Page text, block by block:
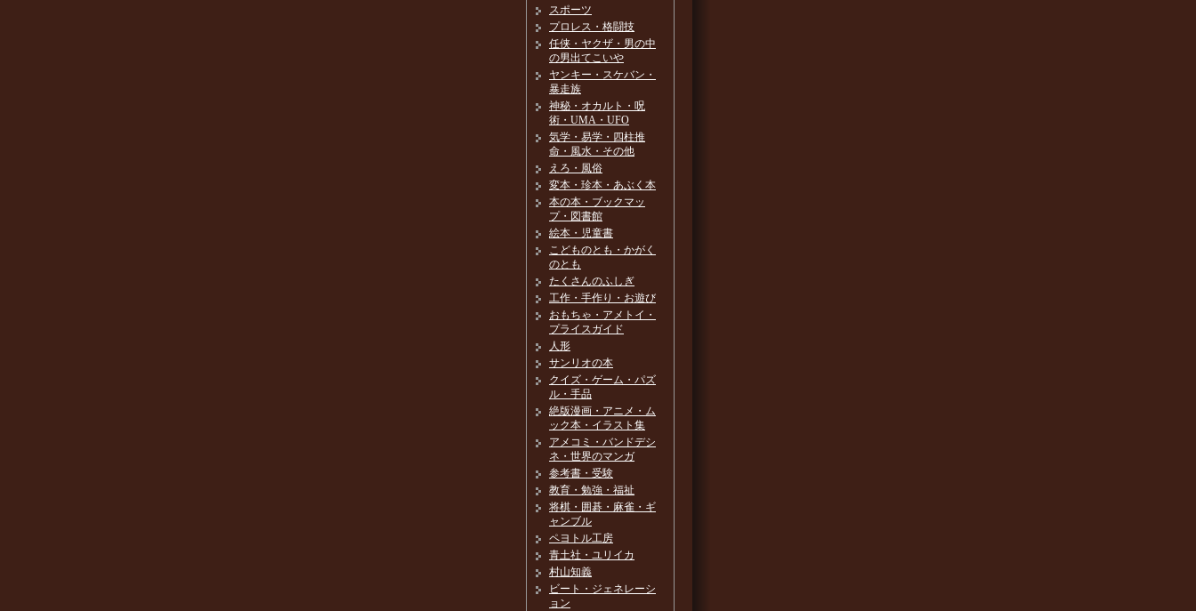
スポーツ
プロレス・格闘技
任侠・ヤクザ・男の中
の男出てこいや
ヤンキー・スケバン・
暴走族
神秘・オカルト・呪
術・UMA・UFO
気学・易学・四柱推
命・風水・その他
えろ・風俗
変本・珍本・あぶく本
本の本・ブックマッ
プ・図書館
絵本・児童書
こどものとも・かがく
のとも
たくさんのふしぎ
工作・手作り・お遊び
おもちゃ・アメトイ・
プライスガイド
人形
サンリオの本
クイズ・ゲーム・パズ
ル・手品
絶版漫画・アニメ・ム
ック本・イラスト集
アメコミ・バンドデシ
ネ・世界のマンガ
参考書・受験
教育・勉強・福祉
将棋・囲碁・麻雀・ギ
ャンブル
ペヨトル工房
青土社・ユリイカ
村山知義
ビート・ジェネレーシ
ョン